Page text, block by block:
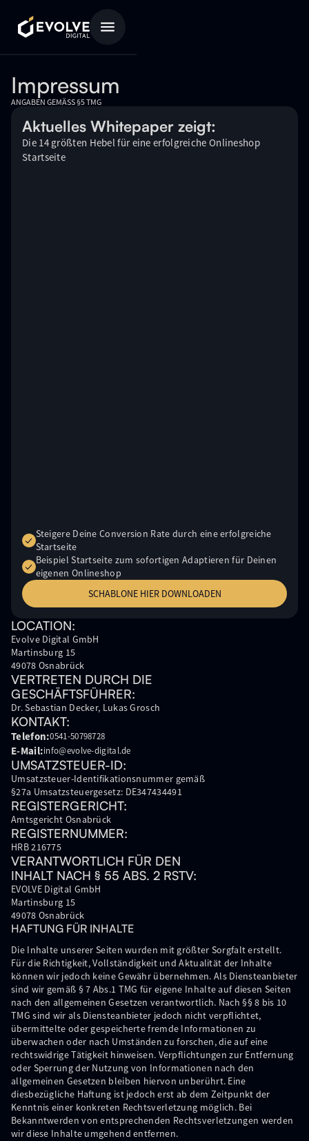
Impressum
ANGABEN GEMÄSS §5 TMG
LOCATION:
Evolve Digital GmbH
Martinsburg 15
49078 Osnabrück
VERTRETEN DURCH DIE
GESCHÄFTSFÜHRER:
Dr. Sebastian Decker, Lukas Grosch
KONTAKT:
Telefon:0541-50798728
E-Mail:info@evolve-digital.de
UMSATZSTEUER-ID:
Umsatzsteuer-Identifikationsnummer gemäß
§27a Umsatzsteuergesetz: DE347434491
REGISTERGERICHT:
Amtsgericht Osnabrück
REGISTERNUMMER:
HRB 216775
VERANTWORTLICH FÜR DEN
INHALT NACH § 55 ABS. 2 RSTV:
EVOLVE Digital GmbH
Martinsburg 15
49078 Osnabrück
Aktuelles Whitepaper zeigt:
Die 14 größten Hebel für eine erfolgreiche Onlineshop
Startseite
Steigere Deine Conversion Rate durch eine erfolgreiche
Startseite
Beispiel Startseite zum sofortigen Adaptieren für Deinen
eigenen Onlineshop
SCHABLONE HIER DOWNLOADEN
HAFTUNG FÜR INHALTE
Die Inhalte unserer Seiten wurden mit größter Sorgfalt erstellt.
Für die Richtigkeit, Vollständigkeit und Aktualität der Inhalte
können wir jedoch keine Gewähr übernehmen. Als Diensteanbieter
sind wir gemäß § 7 Abs.1 TMG für eigene Inhalte auf diesen Seiten
nach den allgemeinen Gesetzen verantwortlich. Nach §§ 8 bis 10
TMG sind wir als Diensteanbieter jedoch nicht verpflichtet,
übermittelte oder gespeicherte fremde Informationen zu
überwachen oder nach Umständen zu forschen, die auf eine
rechtswidrige Tätigkeit hinweisen. Verpflichtungen zur Entfernung
oder Sperrung der Nutzung von Informationen nach den
allgemeinen Gesetzen bleiben hiervon unberührt. Eine
diesbezügliche Haftung ist jedoch erst ab dem Zeitpunkt der
Kenntnis einer konkreten Rechtsverletzung möglich. Bei
Bekanntwerden von entsprechenden Rechtsverletzungen werden
wir diese Inhalte umgehend entfernen.